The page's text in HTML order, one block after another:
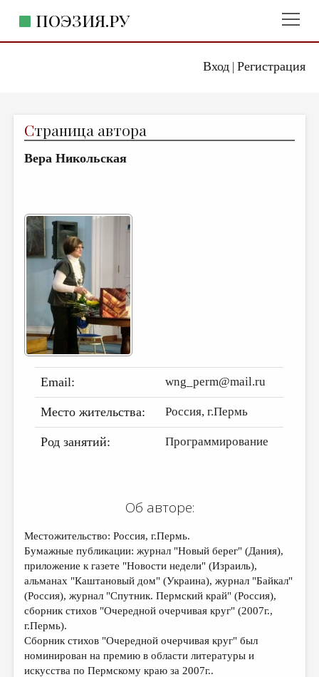
Вход| Регистрация
ПОЭЗИЯ.РУ
ЖАНРЫ
АВТОРЫ
ЛИТСАЛОН
НОВОСТИ
ПРАВИЛА САЙТА
ОТДЕЛЫ И РУБРИКИ
ИЗБРАННОЕ
ДАЙДЖЕСТ
ПРОИЗВЕДЕНИЯ
ПЕРЕВОДЫ
КОНКУРСЫ
ДЕТСКАЯ КОМНАТА
ОБЪЯВЛЕНИЯ
КОЛОНКА РЕДАКТОРА
РЕДКОЛЛЕГИЯ
ОТ РЕДАКЦИИ
МАЛАЯ ПРОЗА
ЭССЕИСТИКА
Страница автора
Вера Никольская
Email: wng_perm@mail.ru
Место жительства: Россия, г.Пермь
Род занятий: Программирование
Об авторе:
Местожительство: Россия, г.Пермь.
Бумажные публикации: журнал "Новый берег" (Дания),
приложение к газете "Новости недели" (Израиль),
альманах "Каштановый дом" (Украина), журнал "Байкал"
(Россия), журнал "Спутник. Пермский край" (Россия),
сборник стихов "Очередной очерчивая круг" (2007г.,
г.Пермь).
Сборник стихов "Очередной очерчивая круг" был
номинирован на премию в области литературы и
искусства по Пермскому краю за 2007г..